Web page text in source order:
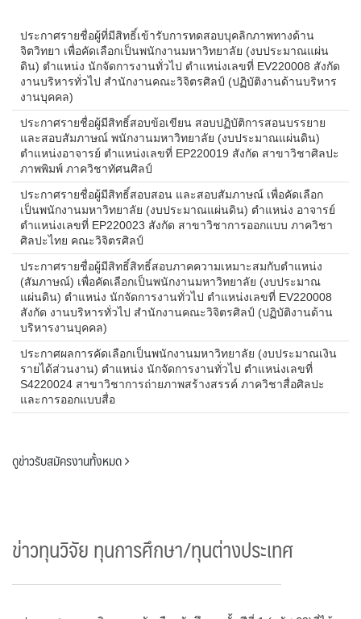
ประกาศรายชื่อผู้ที่มีสิทธิ์เข้ารับการทดสอบบุคลิกภาพทางด้าน
จิตวิทยา เพื่อคัดเลือกเป็นพนักงานมหาวิทยาลัย (งบประมาณแผ่น
ดิน) ตำแหน่ง นักจัดการงานทั่วไป ตำแหน่งเลขที่ EV220008 สังกัด
งานบริหารทั่วไป สำนักงานคณะวิจิตรศิลป์ (ปฏิบัติงานด้านบริหาร
งานบุคคล)
ประกาศรายชื่อผู้มีสิทธิ์สอบข้อเขียน สอบปฏิบัติการสอนบรรยาย
และสอบสัมภาษณ์ พนักงานมหาวิทยาลัย (งบประมาณแผ่นดิน)
ตำแหน่งอาจารย์ ตำแหน่งเลขที่ EP220019 สังกัด สาขาวิชาศิลปะ
ภาพพิมพ์ ภาควิชาทัศนศิลป์
ประกาศรายชื่อผู้มีสิทธิ์สอบสอน และสอบสัมภาษณ์ เพื่อคัดเลือก
เป็นพนักงานมหาวิทยาลัย (งบประมาณแผ่นดิน) ตำแหน่ง อาจารย์
ตำแหน่งเลขที่ EP220023 สังกัด สาขาวิชาการออกแบบ ภาควิชา
ศิลปะไทย คณะวิจิตรศิลป์
ประกาศรายชื่อผู้มีสิทธิ์สิทธิ์สอบภาคความเหมาะสมกับตำแหน่ง
(สัมภาษณ์) เพื่อคัดเลือกเป็นพนักงานมหาวิทยาลัย (งบประมาณ
แผ่นดิน) ตำแหน่ง นักจัดการงานทั่วไป ตำแหน่งเลขที่ EV220008
สังกัด งานบริหารทั่วไป สำนักงานคณะวิจิตรศิลป์ (ปฏิบัติงานด้าน
บริหารงานบุคคล)
ประกาศผลการคัดเลือกเป็นพนักงานมหาวิทยาลัย (งบประมาณเงิน
รายได้ส่วนงาน) ตำแหน่ง นักจัดการงานทั่วไป ตำแหน่งเลขที่
S4220024 สาขาวิชาการถ่ายภาพสร้างสรรค์ ภาควิชาสื่อศิลปะ
และการออกแบบสื่อ
ดูข่าวรับสมัครงานทั้งหมด
ข่าวทุนวิจัย ทุนการศึกษา/ทุนต่างประเทศ